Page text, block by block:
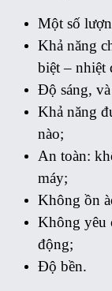
Một số
Khả năng
biệt – nhiệt
Độ sáng,
Khả năng
nào;
An toàn:
máy;
Không ồn
Không yêu
động;
Độ bền.